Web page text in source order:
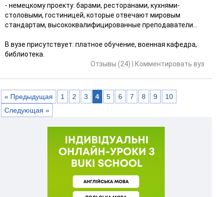
- немецкому проекту: барами, ресторанами, кухнями-
столовыми, гостиницей, которые отвечают мировым
стандартам, высококвалифицированные преподаватели...
В вузе присутствует: платное обучение, военная кафедра,
библиотека.
Отзывы (24)
Комментировать вуз
« Предыдущая 1 2 3 4 5 6 7 8 9
10
Следующая »